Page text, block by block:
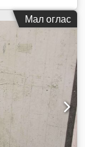
Мал оглас